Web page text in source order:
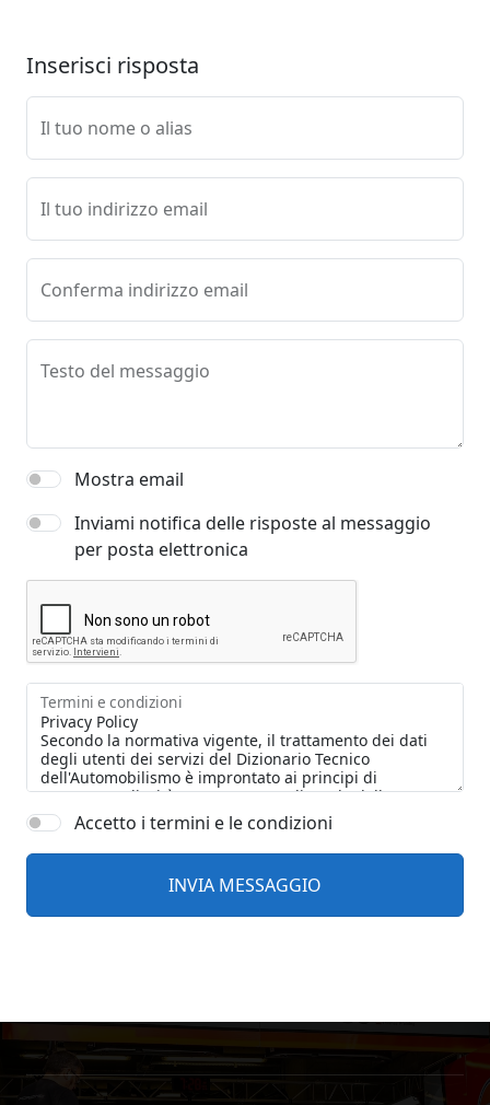
Inserisci risposta
Il tuo nome o alias
Il tuo indirizzo email
Conferma indirizzo email
Testo del messaggio
Mostra email
Inviami notifica delle risposte al messaggio
per posta elettronica
Termini e condizioni
Accetto i termini e le condizioni